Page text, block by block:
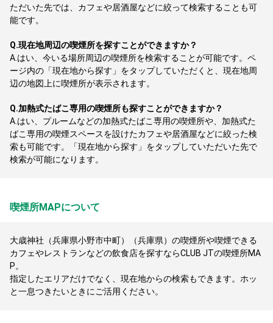
ただいた先では、カフェや居酒屋などに絞って検索することも可
能です。
Q.現在地周辺の喫煙所を探すことができますか？
A. はい、今いる場所周辺の喫煙所を検索することが可能です。ペ
ージ内の「現在地から探す」をタップしていただくと、現在地周
辺の地図上に喫煙所が表示されます。
Q.加熱式たばこ専用の喫煙所も探すことができますか？
A. はい、プルームなどの加熱式たばこ専用の喫煙所や、加熱式た
ばこ専用の喫煙スペースを設けたカフェや居酒屋などに絞った検
索も可能です。「現在地から探す」をタップしていただいた先で
検索が可能になります。
喫煙所MAPについて
大歳神社（兵庫県小野市中町）（兵庫県）の喫煙所や喫煙できる
カフェやレストランなどの飲食店を探すならCLUB JTの喫煙所MA
P。
指定したエリアだけでなく、現在地からの検索もできます。ホッ
と一息つきたいときにご活用ください。